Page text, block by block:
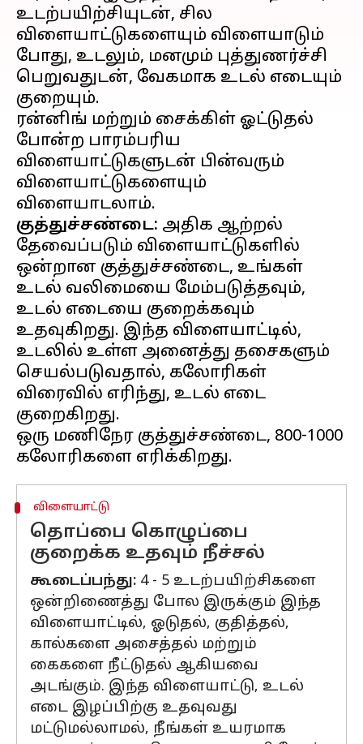
உடற்பயிற்சியுடன், சில
விளையாட்டுகளையும் விளையாடும்
போது, உடலும், மனமும் புத்துணர்ச்சி
பெறுவதுடன், வேகமாக உடல் எடையும்
குறையும்.
ரன்னிங் மற்றும் சைக்கிள் ஓட்டுதல்
போன்ற பாரம்பரிய
விளையாட்டுகளுடன் பின்வரும்
விளையாட்டுகளையும்
குத்துச்சண்டை: அதிக ஆற்றல்
தேவைப்படும் விளையாட்டுகளில்
ஒன்றான குத்துச்சண்டை, உங்கள்
உடல் வலிமையை மேம்படுத்தவும்,
உடல் எடையை குறைக்கவும்
உதவுகிறது. இந்த விளையாட்டில்,
உடலில் உள்ள அனைத்து தசைகளும்
செயல்படுவதால், கலோரிகள்
விரைவில் எரிந்து, உடல் எடை
குறைகிறது.
ஒரு மணிநேர குத்துச்சண்டை, 800-1000
விளையாட்டு
தொப்பை கொழுப்பை
குறைக்க உதவும் நீச்சல்
கூடைப்பந்து: 4 - 5 உடற்பயிற்சிகளை
ஒன்றிணைத்து போல இருக்கும் இந்த
விளையாட்டில், ஓடுதல், குதித்தல்,
கால்களை அசைத்தல் மற்றும்
கைகளை நீட்டுதல் ஆகியவை
அடங்கும். இந்த விளையாட்டு, உடல்
எடை இழப்பிற்கு உதவுவது
மட்டுமல்லாமல், நீங்கள் உயரமாக